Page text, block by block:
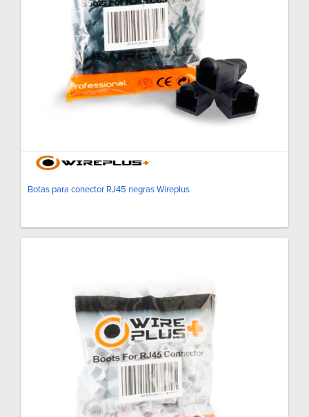
Botas para conector RJ45 negras Wireplus